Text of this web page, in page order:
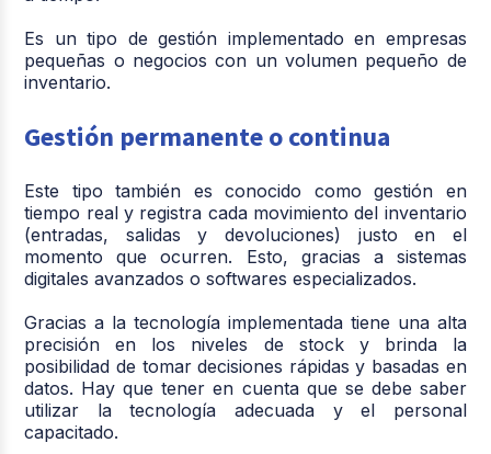
Es un tipo de gestión implementado en empresas
pequeñas o negocios con un volumen pequeño de
inventario.
Gestión permanente o continua
Este tipo también es conocido como gestión en
tiempo real y registra cada movimiento del inventario
(entradas, salidas y devoluciones) justo en el
momento que ocurren. Esto, gracias a sistemas
digitales avanzados o softwares especializados.
Gracias a la tecnología implementada tiene una alta
precisión en los niveles de stock y brinda la
posibilidad de tomar decisiones rápidas y basadas en
datos. Hay que tener en cuenta que se debe saber
utilizar la tecnología adecuada y el personal
capacitado.